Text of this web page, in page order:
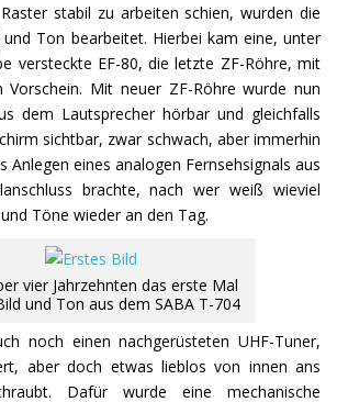
stabil zu arbeiten schien, wurden die
Ton bearbeitet. Hierbei kam eine, unter
versteckte EF-80, die letzte ZF-Röhre, mit
Mit neuer ZF-Röhre wurde nun
dem Lautsprecher hörbar und gleichfalls
sichtbar, zwar schwach, aber immerhin
Anlegen eines analogen Fernsehsignals aus
brachte, nach wer weiß wieviel
Töne wieder an den Tag.
vier Jahrzehnten das erste Mal
und Ton aus dem SABA T-704
noch einen nachgerüsteten UHF-Tuner,
aber doch etwas lieblos von innen ans
Dafür wurde eine mechanische